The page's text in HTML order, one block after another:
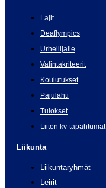
Lajit
Deaflympics
Urheilijalle
Valintakriteerit
Koulutukset
Pajulahti
Tulokset
Liiton kv-tapahtumat
Liikunta
Liikuntaryhmät
Leirit